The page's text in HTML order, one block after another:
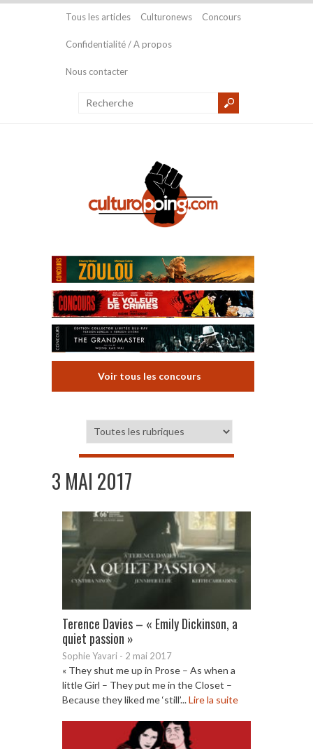
Tous les articles Culturonews Concours
Confidentialité / A propos
Nous contacter
Voir tous les concours
3 MAI 2017
Terence Davies – « Emily Dickinson, a
quiet passion »
Sophie Yavari - 2 mai 2017
« They shut me up in Prose – As when a
little Girl – They put me in the Closet –
Because they liked me ‘still’...Lire la suite